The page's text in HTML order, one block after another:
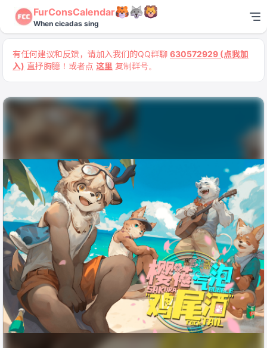
FurConsCalendar
When cicadas sing
有任何建议和反馈，请加入我们的QQ群聊 630572929 (点我加
入) 直抒胸臆！或者点 这里 复制群号。